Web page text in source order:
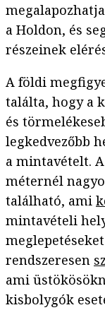
a Holdon, és
részeinek
A földi
találta, hogy a
és
legkedvezőbb
a mintavételt.
méternél
található, ami
mintavételi
rendszeresen
ami
kisbolygók